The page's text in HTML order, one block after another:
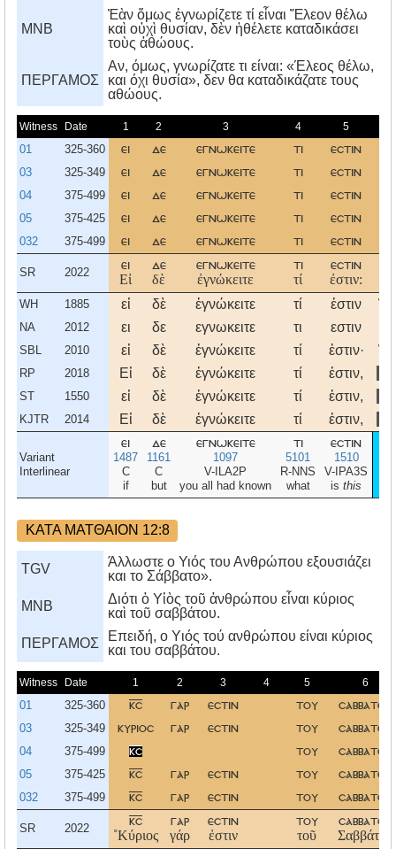
MNB
Ἐὰν ὅμως ἐγνωρίζετε τί εἶναι Ἔλεον θέλω
καὶ οὐχὶ θυσίαν, δὲν ἠθέλετε καταδικάσει
τοὺς ἀθώους.
ΠΕΡΓΑΜΟΣ
Aν, όμως, γνωρίζατε τι είναι: «Έλεος θέλω,
και όχι θυσία», δεν θα καταδικάζατε τους
αθώους.
Witness Date 1 2 3 4 5
01 325-360 ει δε εγνωκειτε τι εστιν
03 325-349 ει δε εγνωκειτε τι εστιν
04 375-499 ει δε εγνωκειτε τι εστιν
05 375-425 ει δε εγνωκειτε τι εστιν
032 375-499 ει δε εγνωκειτε τι εστιν
SR 2022
ει
Εἰ
δε
δὲ
εγνωκειτε
ἐγνώκειτε
τι
τί
εστιν
ἐστιν:
WH 1885 εἰ δὲ ἐγνώκειτε τί ἐστιν
NA 2012 ει δε εγνωκειτε τι εστιν
SBL 2010 εἰ δὲ ἐγνώκειτε τί ἐστιν·
RP 2018 Εἰ δὲ ἐγνώκειτε τί ἐστιν,
ST 1550 εἰ δὲ ἐγνώκειτε τί ἐστιν,
KJTR 2014 Εἰ δὲ ἐγνώκειτε τί ἐστιν,
Variant
Interlinear
ει
1487
C
if
δε
1161
C
but
εγνωκειτε
1097
V-ILA2P
you all had known
τι
5101
R-NNS
what
εστιν
1510
V-IPA3S
is this
ΚΑΤΑ ΜΑΤΘΑΙΟΝ 12:8
TGV
Άλλωστε ο Υιός του Ανθρώπου εξουσιάζει
και το Σάββατο».
MNB
Διότι ὁ Υἱὸς τοῦ ἀνθρώπου εἶναι κύριος
καὶ τοῦ σαββάτου.
ΠΕΡΓΑΜΟΣ
Eπειδή, ο Yιός τού ανθρώπου είναι κύριος
και του σαββάτου.
Witness Date 1 2 3 4 5 6
01 325-360 κσ γαρ εστιν του σαββατου
03 325-349 κυριοσ γαρ εστιν του σαββατου
04 375-499 κσ του σαββατου
05 375-425 κσ γαρ εστιν του σαββατου
032 375-499 κσ γαρ εστιν του σαββατου
SR 2022
κσ
˚Κύριος
γαρ
γάρ
εστιν
ἐστιν
του
τοῦ
σαββατου
Σαββάτου